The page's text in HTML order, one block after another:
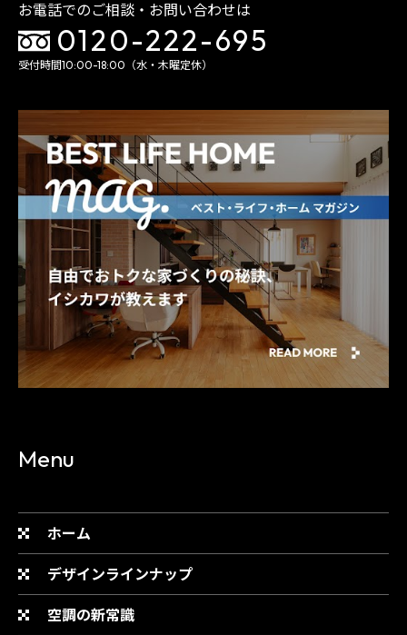
お電話でのご相談・お問い合わせは
0120-222-695
受付時間10:00-18:00（水・木曜定休）
Menu
ホーム
デザインラインナップ
空調の新常識